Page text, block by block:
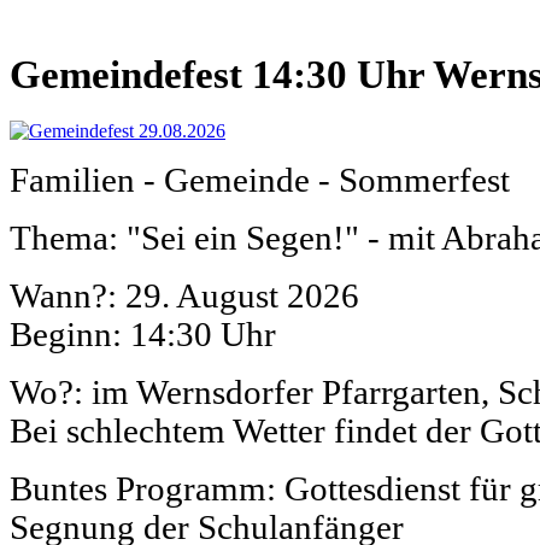
Gemeindefest 14:30 Uhr
Familien - Gemeinde - Sommerfest
Thema: "Sei ein Segen!" - mit
Wann?: 29. August 2026
Beginn: 14:30 Uhr
Wo?: im Wernsdorfer Pfarrgarten,
Bei schlechtem Wetter findet der
Buntes Programm: Gottesdienst für
Segnung der Schulanfänger